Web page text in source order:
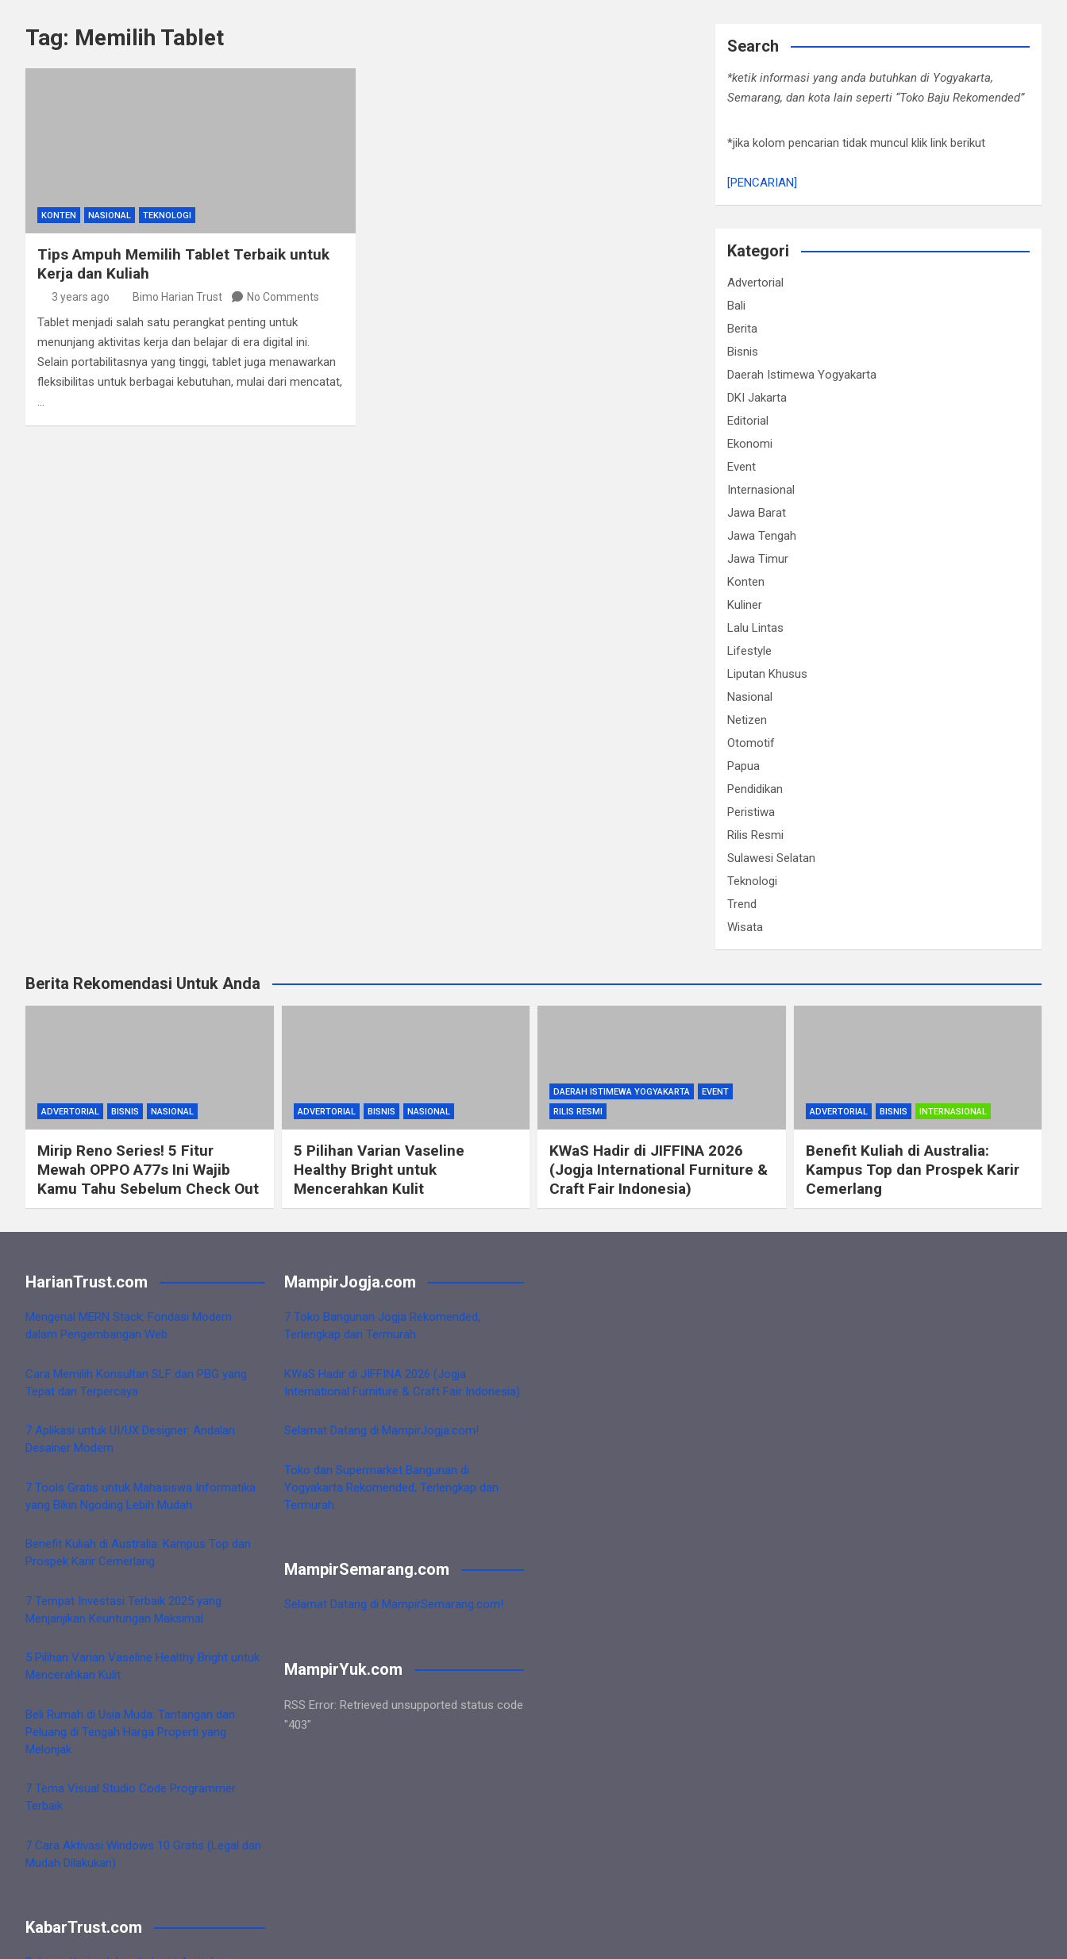
Tag: Memilih Tablet
KONTEN NASIONAL TEKNOLOGI
Tips Ampuh Memilih Tablet Terbaik untuk
Kerja dan Kuliah
3 years ago Bimo Harian Trust No Comments
Tablet menjadi salah satu perangkat penting untuk
menunjang aktivitas kerja dan belajar di era digital ini.
Selain portabilitasnya yang tinggi, tablet juga menawarkan
fleksibilitas untuk berbagai kebutuhan, mulai dari mencatat,
…
Search
*ketik informasi yang anda butuhkan di Yogyakarta,
Semarang, dan kota lain seperti “Toko Baju Rekomended”
*jika kolom pencarian tidak muncul klik link berikut
[PENCARIAN]
Kategori
Advertorial
Bali
Berita
Bisnis
Daerah Istimewa Yogyakarta
DKI Jakarta
Editorial
Ekonomi
Event
Internasional
Jawa Barat
Jawa Tengah
Jawa Timur
Konten
Kuliner
Lalu Lintas
Lifestyle
Liputan Khusus
Nasional
Netizen
Otomotif
Papua
Pendidikan
Peristiwa
Rilis Resmi
Sulawesi Selatan
Teknologi
Trend
Wisata
Berita Rekomendasi Untuk Anda
ADVERTORIAL BISNIS NASIONAL
Mirip Reno Series! 5 Fitur
Mewah OPPO A77s Ini Wajib
Kamu Tahu Sebelum Check Out
ADVERTORIAL BISNIS NASIONAL
5 Pilihan Varian Vaseline
Healthy Bright untuk
Mencerahkan Kulit
DAERAH ISTIMEWA YOGYAKARTA
EVENT
RILIS RESMI
KWaS Hadir di JIFFINA 2026
(Jogja International Furniture &
Craft Fair Indonesia)
ADVERTORIAL BISNIS INTERNASIONAL
Benefit Kuliah di Australia:
Kampus Top dan Prospek Karir
Cemerlang
HarianTrust.com
Mengenal MERN Stack: Fondasi Modern
dalam Pengembangan Web
Cara Memilih Konsultan SLF dan PBG yang
Tepat dan Terpercaya
7 Aplikasi untuk UI/UX Designer: Andalan
Desainer Modern
7 Tools Gratis untuk Mahasiswa Informatika
yang Bikin Ngoding Lebih Mudah
Benefit Kuliah di Australia: Kampus Top dan
Prospek Karir Cemerlang
7 Tempat Investasi Terbaik 2025 yang
Menjanjikan Keuntungan Maksimal
5 Pilihan Varian Vaseline Healthy Bright untuk
Mencerahkan Kulit
Beli Rumah di Usia Muda: Tantangan dan
Peluang di Tengah Harga Properti yang
Melonjak
7 Tema Visual Studio Code Programmer
Terbaik
7 Cara Aktivasi Windows 10 Gratis (Legal dan
Mudah Dilakukan)
KabarTrust.com
MampirJogja.com
7 Toko Bangunan Jogja Rekomended,
Terlengkap dan Termurah
KWaS Hadir di JIFFINA 2026 (Jogja
International Furniture & Craft Fair Indonesia)
Selamat Datang di MampirJogja.com!
Toko dan Supermarket Bangunan di
Yogyakarta Rekomended, Terlengkap dan
Termurah
MampirSemarang.com
Selamat Datang di MampirSemarang.com!
MampirYuk.com
RSS Error: Retrieved unsupported status code
"403"